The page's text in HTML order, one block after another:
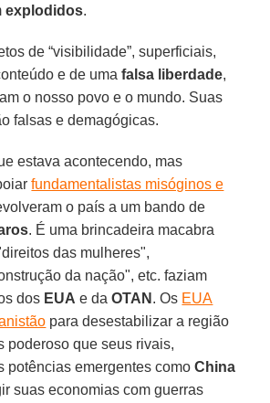
explodidos.
de “visibilidade”, superficiais,
e de umafalsa liberdade,
o nosso povo e o mundo. Suas
falsas e demagógicas.
estava acontecendo, mas
fundamentalistas misóginos e
o país a um bando de
. É uma brincadeira macabra
das mulheres",
da nação", etc. faziam
dos EUA e daOTAN . Os EUA
para desestabilizar a região
poderoso que seus rivais,
potências emergentes comoChina
suas economias com guerras